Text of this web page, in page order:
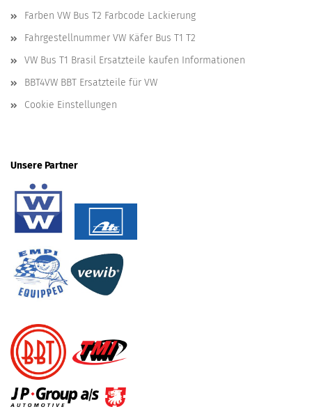
Farben VW Bus T2 Farbcode Lackierung
Fahrgestellnummer VW Käfer Bus T1 T2
VW Bus T1 Brasil Ersatzteile kaufen Informationen
BBT4VW BBT Ersatzteile für VW
Cookie Einstellungen
Unsere Partner